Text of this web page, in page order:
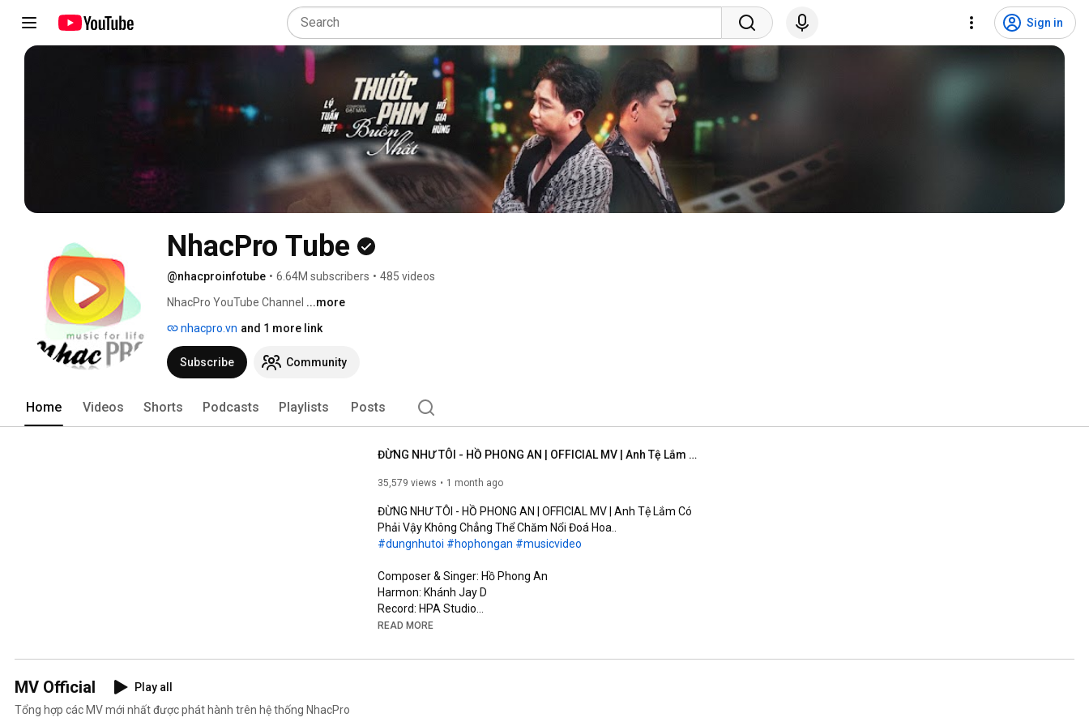
Sign in
NhacPro Tube
@nhacproinfotube • 6.64M subscribers • 485 videos
NhacPro YouTube Channel ...more
nhacpro.vn and 1 more link
Subscribe Community
Home Videos Shorts Podcasts Playlists Posts
ĐỪNG NHƯ TÔI - HỒ PHONG AN | OFFICIAL MV | Anh Tệ Lắm Có Phải Vậy Không Chẳng Thể Chăm Nổi Đoá Hoa..
35,579 views 1 month ago
ĐỪNG NHƯ TÔI - HỒ PHONG AN | OFFICIAL MV | Anh Tệ Lắm Có
#dungnhutoi #hophongan #musicvideo
Composer & Singer: Hồ Phong An
Harmon: Khánh Jay D
Record: HPA Studio
Mix Master & Background Vocal: Đinh Hoàng Quốc
Screenwriter: Võ Thị Bích Trâm
READ MORE
MV Official
Play all
Tổng hợp các MV mới nhất được phát hành trên hệ thống NhacPro